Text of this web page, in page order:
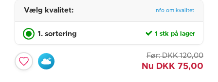
Vælg kvalitet: Info om kvalitet
1. sortering 1 stk på lager
Før: DKK 120,00
Nu DKK 75,00